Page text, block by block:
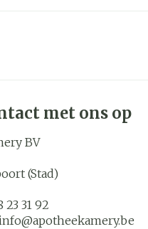
met ons op
BV
(Stad)
23 31 92
apotheekamery.be